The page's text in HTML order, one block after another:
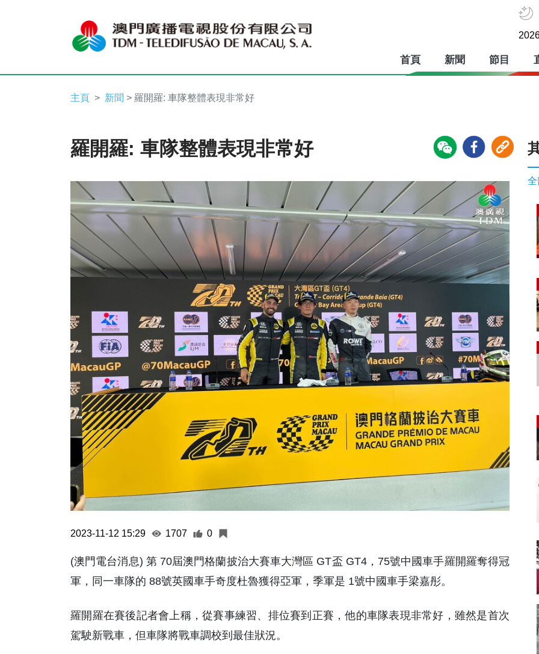
首頁 新聞 節目
主頁 新聞 > 羅開羅: 車隊整體表現非常好
羅開羅: 車隊整體表現非常好
2023-11-12 15:29 1707 0
(澳門電台消息) 第 70屆澳門格蘭披治大賽車大灣區 GT盃 GT4，75號中國車手羅開羅奪得冠
軍，同一車隊的 88號英國車手奇度杜魯獲得亞軍，季軍是 1號中國車手梁嘉彤。
羅開羅在賽後記者會上稱，從賽事練習、排位賽到正賽，他的車隊表現非常好，雖然是首次
駕駛新戰車，但車隊將戰車調校到最佳狀況。
全